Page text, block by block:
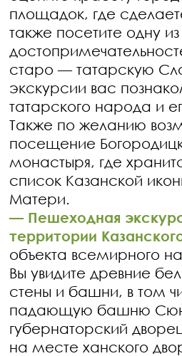
площадок, где
также посетите одну из
старо — татарскую
экскурсии вас
татарского народа и
Также по желанию
посещение
монастыря, где
список Казанской
Матери.
— Пешеходная
территории
объекта всемирного
Вы увидите древние
стены и башни, в том
падающую башню
губернаторский
на месте ханского